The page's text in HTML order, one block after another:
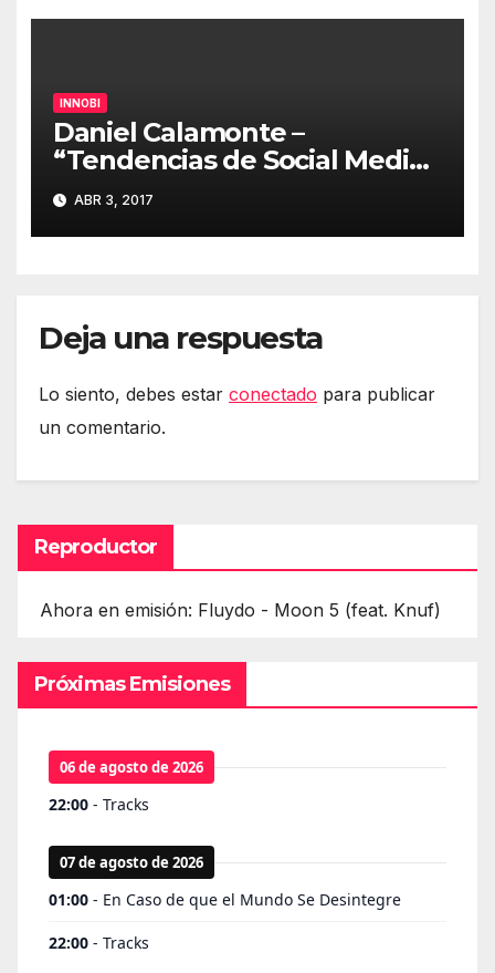
INNOBI
Daniel Calamonte –
“Tendencias de Social Media
y cómo las ponemos en
práctica en El Corte Inglés”
#innobi17
ABR 3, 2017
Deja una respuesta
Lo siento, debes estar conectado para publicar
un comentario.
Reproductor
Ahora en emisión: Fluydo - Moon 5 (feat. Knuf)
Próximas Emisiones